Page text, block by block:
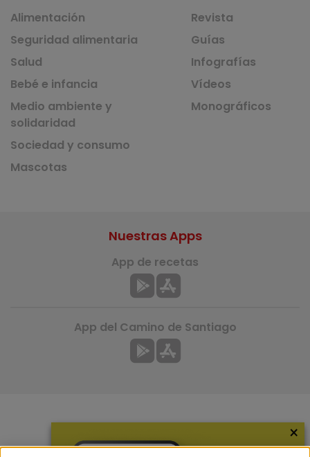
Alimentación
Seguridad alimentaria
Salud
Bebé e infancia
Medio ambiente y
solidaridad
Sociedad y consumo
Mascotas
Revista
Guías
Infografías
Vídeos
Monográficos
Nuestras Apps
App de recetas
App del Camino de Santiago
×